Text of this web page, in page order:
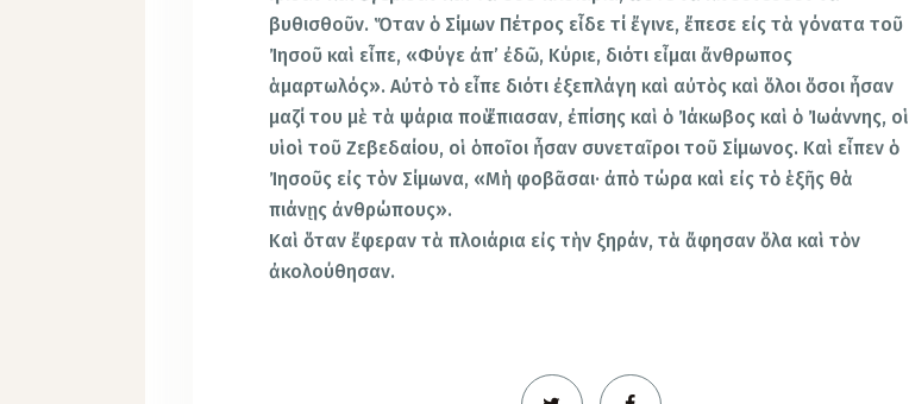
βυθισθοῦν. Ὅταν ὁ Σίμων Πέτρος εἶδε τί ἔγινε, ἔπεσε εἰς τὰ γόνατα τοῦ
Ἰησοῦ καὶ εἶπε, «Φύγε ἀπ’ ἐδῶ, Κύριε, διότι εἶμαι ἄνθρωπος
ἁμαρτωλός». Αὐτὸ τὸ εἶπε διότι ἐξεπλάγη καὶ αὐτὸς καὶ ὅλοι ὅσοι ἦσαν
μαζί του μὲ τὰ ψάρια ποὺ ἔπιασαν, ἐπίσης καὶ ὁ Ἰάκωβος καὶ ὁ Ἰωάννης, οἱ
υἱοὶ τοῦ Ζεβεδαίου, οἱ ὁποῖοι ἦσαν συνεταῖροι τοῦ Σίμωνος. Καὶ εἶπεν ὁ
Ἰησοῦς εἰς τὸν Σίμωνα, «Μὴ φοβᾶσαι· ἀπὸ τώρα καὶ εἰς τὸ ἑξῆς θὰ
πιάνῃς ἀνθρώπους».
Καὶ ὅταν ἔφεραν τὰ πλοιάρια εἰς τὴν ξηράν, τὰ ἄφησαν ὅλα καὶ τὸν
ἀκολούθησαν.